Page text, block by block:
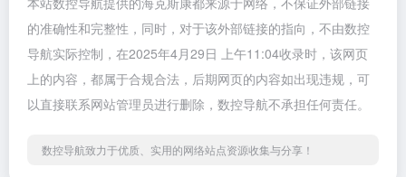
的准确性和完整性，同时，对于该外部链接的指向，不由数控
导航实际控制，在2025年4月29日 上午11:04收录时，该网页
上的内容，都属于合规合法，后期网页的内容如出现违规，可
以直接联系网站管理员进行删除，数控导航不承担任何责任。
数控导航致力于优质、实用的网络站点资源收集与分享！